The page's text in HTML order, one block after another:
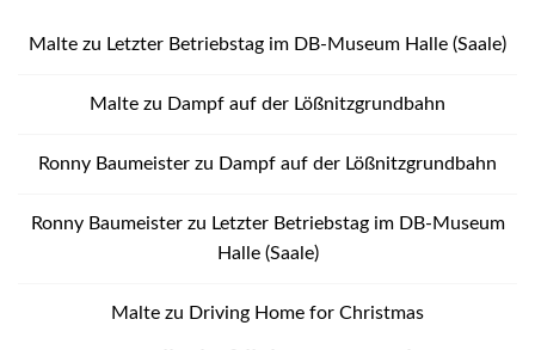
Malte zu Letzter Betriebstag im DB-Museum Halle (Saale)
Malte zu Dampf auf der Lößnitzgrundbahn
Ronny Baumeister zu Dampf auf der Lößnitzgrundbahn
Ronny Baumeisterzu Letzter Betriebstag im DB-Museum
Halle (Saale)
Malte zu Driving Home for Christmas